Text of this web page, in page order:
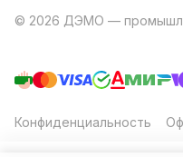
© 2026 ДЭМО —
Конфиденциальность